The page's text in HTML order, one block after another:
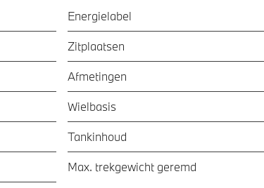
Energielabel
Zitplaatsen
Afmetingen
Wielbasis
Tankinhoud
Max. trekgewicht geremd